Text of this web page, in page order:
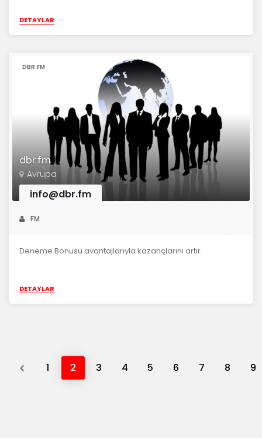
DETAYLAR
dbr.fm
DBR.FM
Avrupa
info@dbr.fm
FM
Deneme Bonusu avantajlarıyla kazançlarını artır.
DETAYLAR
Previous
1 2 3 4 5 6 7 8 9